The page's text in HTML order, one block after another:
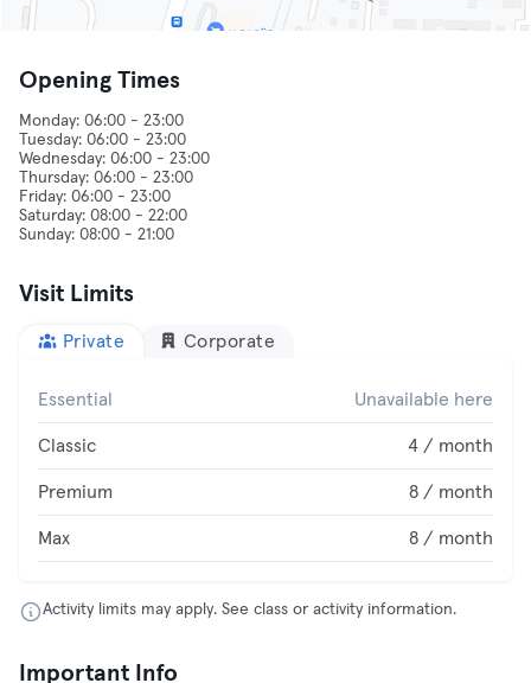
Opening Times
Monday: 06:00 - 23:00
Tuesday: 06:00 - 23:00
Wednesday: 06:00 - 23:00
Thursday: 06:00 - 23:00
Friday: 06:00 - 23:00
Saturday: 08:00 - 22:00
Visit Limits
Private Corporate
Essential Unavailable here
Classic 4 / month
Premium 8 / month
Max 8 / month
Activity limits may apply. See class or activity information.
Important Info